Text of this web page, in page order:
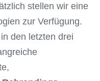
stellen wir eine
zur Verfügung.
den letzten drei